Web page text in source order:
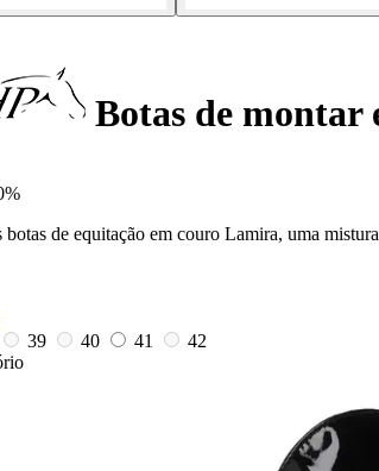
Botas de
botas de equitação em couro Lamira, uma
39 40 41
42